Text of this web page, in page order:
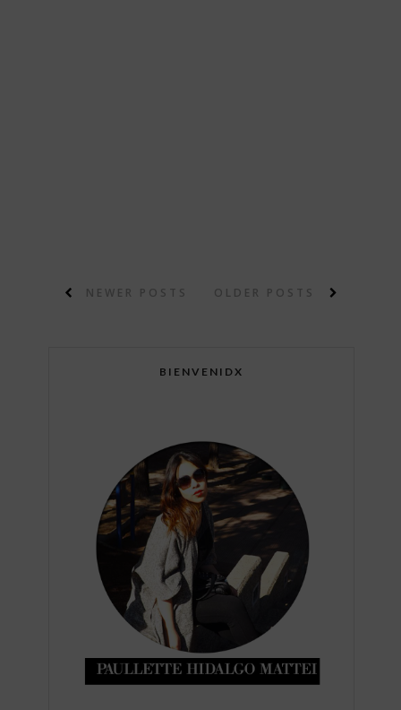
NEWER POSTS OLDER POSTS
BIENVENIDX